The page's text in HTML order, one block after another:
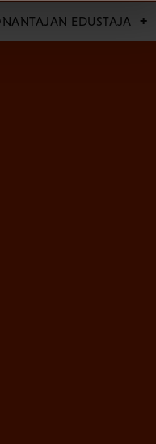
EDUSTAJA